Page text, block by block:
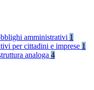
amministrativi 1
per cittadini e imprese 1
analoga 4